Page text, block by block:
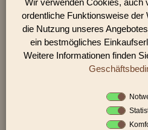
Perlen Shop für Rocailles
In unserem Perlen Shop
transparent Glanz Perlen und
Sie befinden sich in
Rocailles|
Wir verwenden Cookies, auch
ordentliche Funktionsweise der
die Nutzung unseres
ein bestmögliches
Weitere Informationen finden